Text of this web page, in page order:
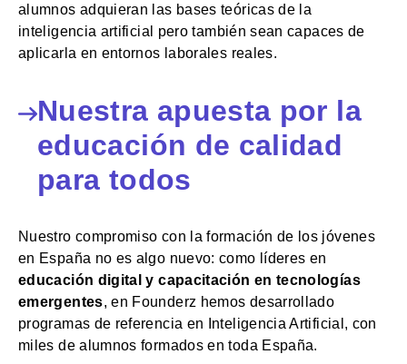
alumnos adquieran las bases teóricas de la
inteligencia artificial pero también sean capaces de
aplicarla en entornos laborales reales.
Nuestra apuesta por la
educación de calidad
para todos
Nuestro compromiso con la formación de los jóvenes
en España no es algo nuevo: como líderes en
educación digital y capacitación en tecnologías
emergentes, en Founderz hemos desarrollado
programas de referencia en Inteligencia Artificial, con
miles de alumnos formados en toda España.